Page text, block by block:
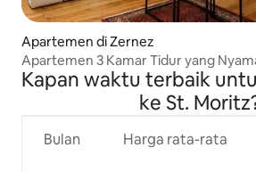
Apartemen di Zernez
Apartemen 3 Kamar Tidur yang
Kapan waktu terbaik
ke St.
Bulan Harga rata-rata